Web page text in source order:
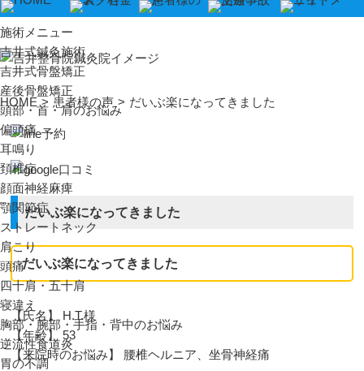
施術メニュー
吉井式鍼灸施術
吉井式骨盤矯正
産後骨盤矯正
頭部・首・肩のお悩み
偏頭痛
耳鳴り
頚椎症
顔面神経麻痺
顎関節症
ストレートネック
肩こり
頭痛
四十肩・五十肩
寝違え
胸部・腕部・手指・背中のお悩み
逆流性食道炎
胃の不調
HOME > 患者様の声 > だいぶ楽になってきました
だいぶ楽になってきました
だいぶ楽になってきました
【氏名】 H.T.様
【年齢】 53
【来院時のお悩み】 腰椎ヘルニア、坐骨神経痛